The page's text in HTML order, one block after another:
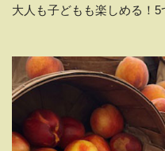
大人も子どもも楽しめる！